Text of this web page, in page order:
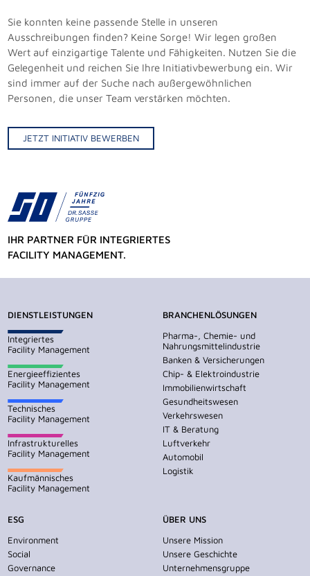
Sie konnten keine passende Stelle in unseren
Ausschreibungen finden? Keine Sorge! Wir legen großen
Wert auf einzigartige Talente und Fähigkeiten. Nutzen Sie die
Gelegenheit und reichen Sie Ihre Initiativbewerbung ein. Wir
sind immer auf der Suche nach außergewöhnlichen
Personen, die unser Team verstärken möchten.
JETZT INITIATIV BEWERBEN
IHR PARTNER FÜR INTEGRIERTES
FACILITY MANAGEMENT.
DIENSTLEISTUNGEN
Integriertes
Facility Management
Energieeffizientes
Facility Management
Technisches
Facility Management
Infrastrukturelles
Facility Management
Kaufmännisches
Facility Management
BRANCHENLÖSUNGEN
Pharma-, Chemie- und
Nahrungsmittelindustrie
Banken & Versicherungen
Chip- & Elektroindustrie
Immobilienwirtschaft
Gesundheitswesen
Verkehrswesen
IT & Beratung
Luftverkehr
Automobil
Logistik
ESG
Environment
Social
Governance
ÜBER UNS
Unsere Mission
Unsere Geschichte
Unternehmensgruppe